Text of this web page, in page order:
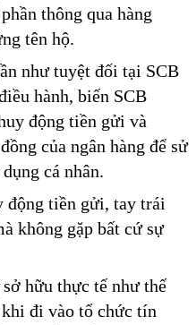
thông qua hàng
tên hộ.
như tuyệt đối tại SCB
hành, biến SCB
động tiền gửi và
của ngân hàng để sử
cá nhân.
động tiền gửi, tay trái
không gặp bất cứ sự
hữu thực tế như thế
đi vào tổ chức tín